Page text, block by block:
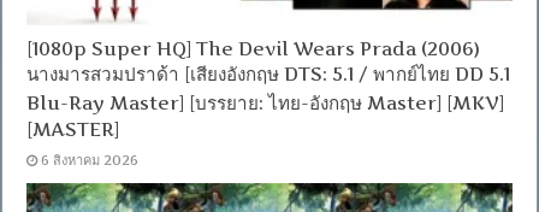
[1080p Super HQ] The Devil Wears Prada (2006)
นางมารสวมปราด้า [เสียงอังกฤษ DTS: 5.1 / พากย์ไทย DD 5.1
Blu-Ray Master] [บรรยาย: ไทย-อังกฤษ Master] [MKV]
[MASTER]
6 สิงหาคม 2026